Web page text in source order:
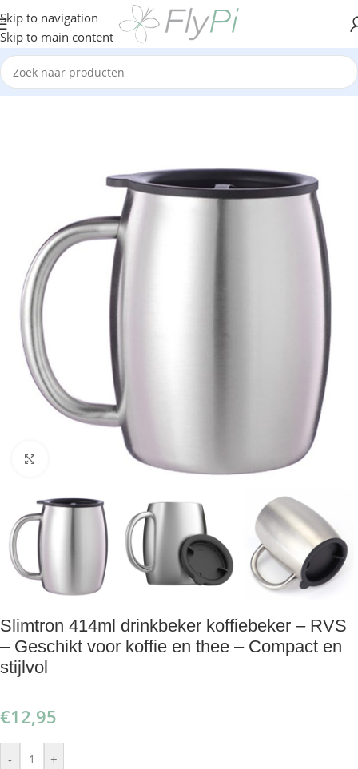
Skip to navigation
Skip to main content
Home/Kantoor/Koffiebekers
Klik om te vergroten
Slimtron 414ml drinkbeker koffiebeker – RVS
– Geschikt voor koffie en thee – Compact en
stijlvol
€12,95
- +